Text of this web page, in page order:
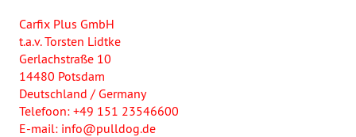
Carfix Plus GmbH
t.a.v. Torsten Lidtke
Gerlachstraße 10
14480 Potsdam
Deutschland / Germany
Telefoon: +49 151 23546600
E-mail: info@pulldog.de